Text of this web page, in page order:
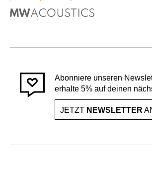
Abonniere unseren
erhalte 5% auf deinen
JETZT NEWSLETTER